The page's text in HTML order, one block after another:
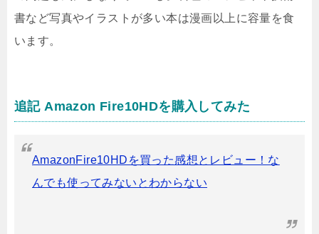
書など写真やイラストが多い本は漫画以上に容量を食
います。
追記 Amazon Fire10HDを購入してみた
AmazonFire10HDを買った感想とレビュー！な
んでも使ってみないとわからない